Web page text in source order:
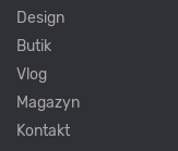
Design
Butik
Vlog
Magazyn
Kontakt